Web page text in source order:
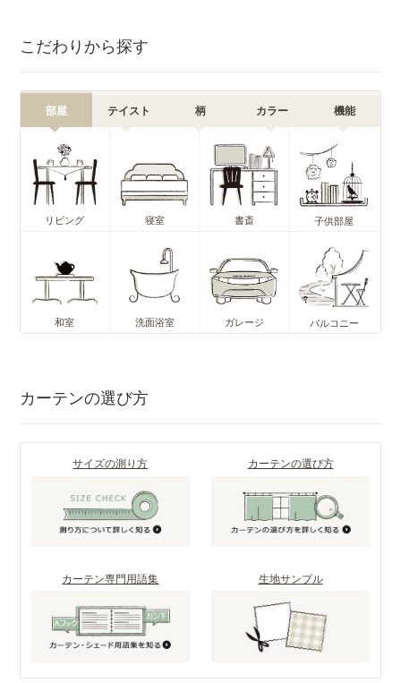
こだわりから探す
部屋 テイスト 柄 カラー 機能
リビング 寝室 書斎 子供部屋
和室 洗面浴室 ガレージ バルコニー
カーテンの選び方
サイズの測り方 カーテンの選び方
カーテン専門用語集 生地サンプル